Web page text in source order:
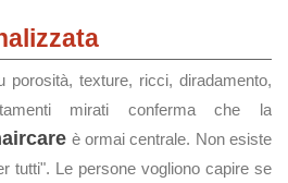
texture, ricci, diradamento,
mirati conferma che la
è ormai centrale. Non esiste
tutti". Le persone vogliono capire se